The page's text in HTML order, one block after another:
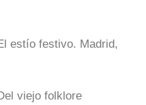
estío festivo. Madrid,
viejo folklore